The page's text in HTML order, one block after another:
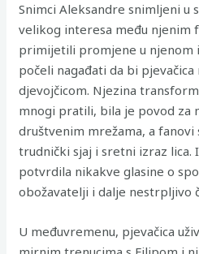
Snimci Aleksandre snimljeni u
velikog interesa među njenim
primijetili promjene u njenom
počeli nagađati da bi
djevojčicom. Njezina
mnogi pratili, bila je povod za
društvenim mrežama, a
trudnički sjaj i sretni izraz lica.
potvrdila nikakve glasine o
obožavatelji i dalje nestrpljivo
U međuvremenu, pjevačica